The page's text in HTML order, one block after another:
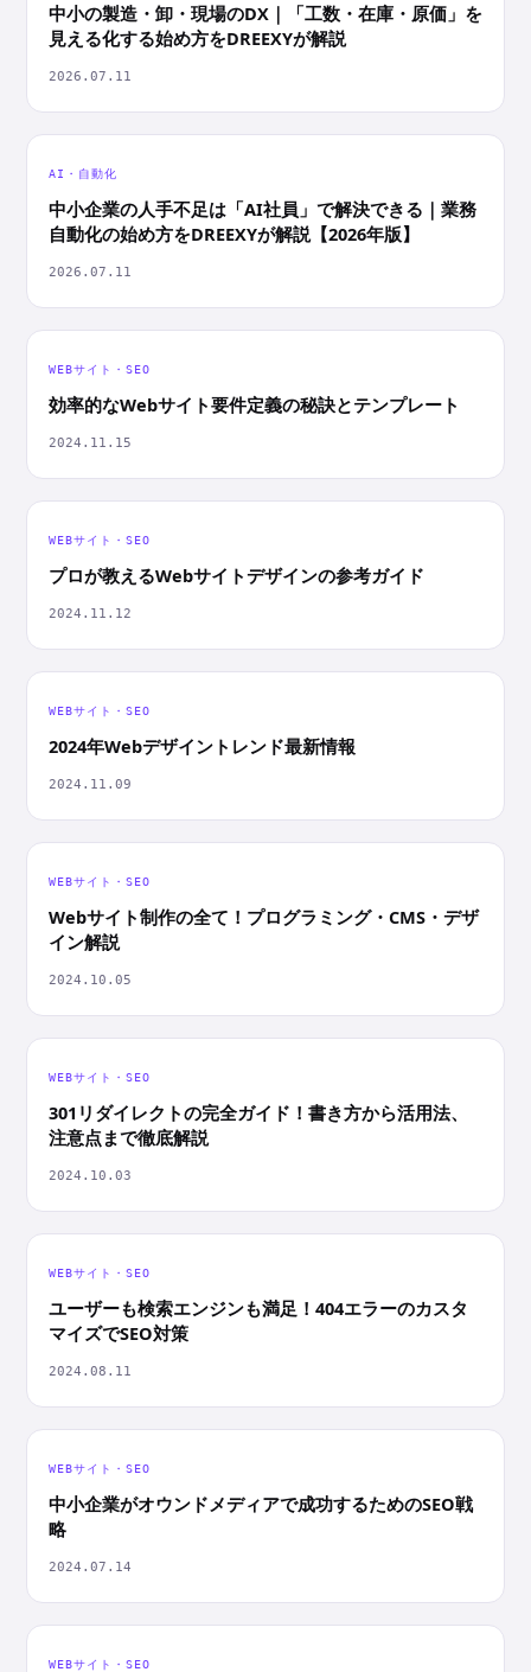
中小の製造・卸・現場のDX｜「工数・在庫・原価」を
見える化する始め方をDREEXYが解説
2026.07.11
AI・自動化
中小企業の人手不足は「AI社員」で解決できる｜業務
自動化の始め方をDREEXYが解説【2026年版】
2026.07.11
WEBサイト・SEO
効率的なWebサイト要件定義の秘訣とテンプレート
2024.11.15
WEBサイト・SEO
プロが教えるWebサイトデザインの参考ガイド
2024.11.12
WEBサイト・SEO
2024年Webデザイントレンド最新情報
2024.11.09
WEBサイト・SEO
Webサイト制作の全て！プログラミング・CMS・デザ
イン解説
2024.10.05
WEBサイト・SEO
301リダイレクトの完全ガイド！書き方から活用法、
注意点まで徹底解説
2024.10.03
WEBサイト・SEO
ユーザーも検索エンジンも満足！404エラーのカスタ
マイズでSEO対策
2024.08.11
WEBサイト・SEO
中小企業がオウンドメディアで成功するためのSEO戦
略
2024.07.14
WEBサイト・SEO